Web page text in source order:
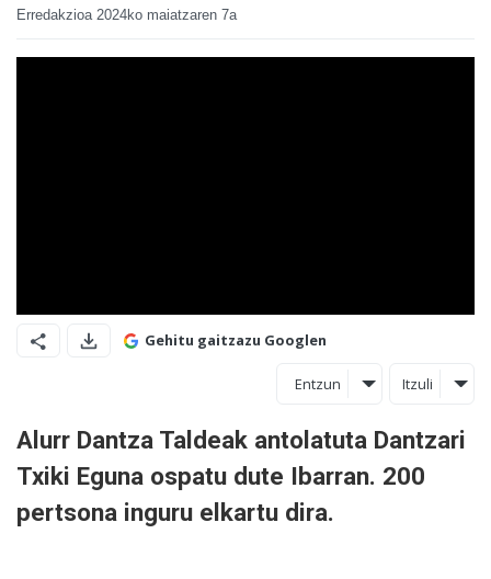
Erredakzioa 2024ko maiatzaren 7a
Gehitu gaitzazu Googlen
Entzun Itzuli
Alurr Dantza Taldeak antolatuta Dantzari
Txiki Eguna ospatu dute Ibarran. 200
pertsona inguru elkartu dira.